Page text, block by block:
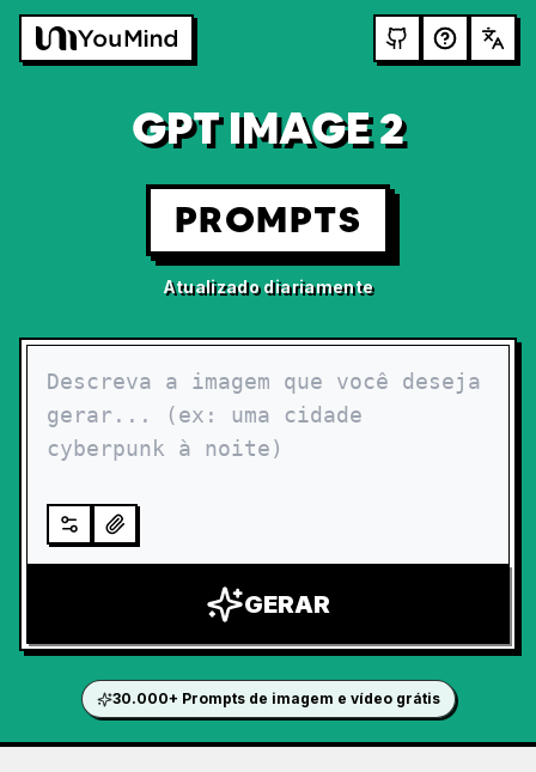
GPT IMAGE 2
PROMPTS
Atualizado diariamente
GERAR
30.000+ Prompts de imagem e vídeo grátis